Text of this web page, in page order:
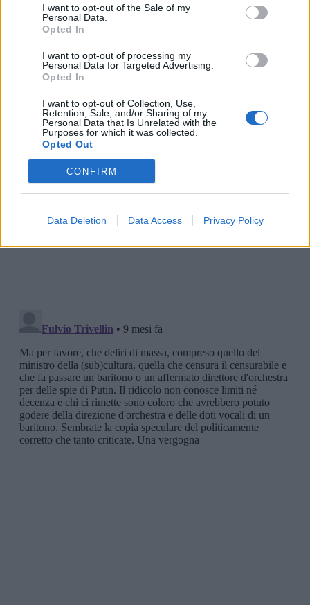
I want to opt-out of the Sale of my
Personal Data.
Opted In
I want to opt-out of processing my
Personal Data for Targeted Advertising.
Opted In
I want to opt-out of Collection, Use,
Retention, Sale, and/or Sharing of my
Personal Data that Is Unrelated with the
Purposes for which it was collected.
Opted Out
CONFIRM
Data Deletion Data Access Privacy Policy